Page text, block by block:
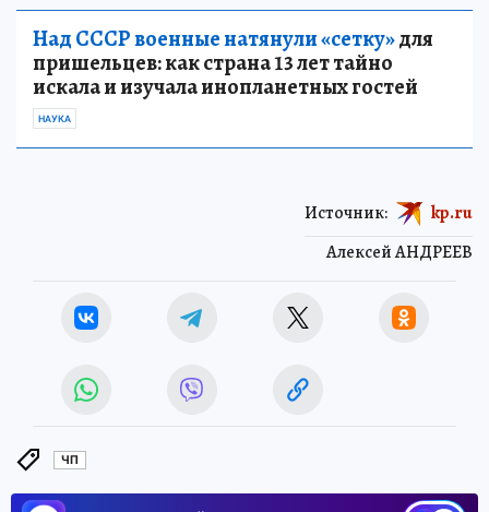
Над СССР военные натянули «сетку»для
пришельцев: как страна 13 лет тайно
искала и изучала инопланетных гостей
НАУКА
Алексей АНДРЕЕВ
Источник: kp.ru
ЧП